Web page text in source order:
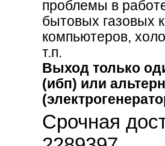
проблемы в
бытовых газовых
компьютеров,
т.п.
Выход только
(ибп) или
Срочная